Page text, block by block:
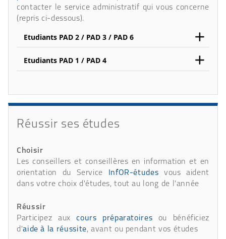
contacter le service administratif qui vous concerne
(repris ci-dessous).
Etudiants PAD 2 / PAD 3 / PAD 6
Etudiants PAD 1 / PAD 4
Réussir ses études
Choisir
Les conseillers et conseillères en information et en
orientation du Service
InfOR-études vous aident
dans votre choix d'études, tout au long de l'année
Réussir
Participez auxcours préparatoires ou bénéficiez
d'aide à la réussite, avant ou pendant vos études